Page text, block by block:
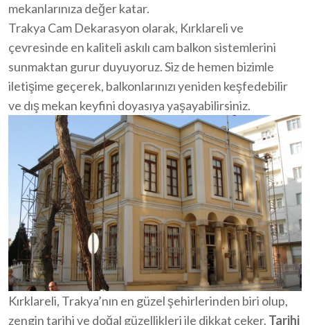
mekanlarınıza değer katar.
Trakya Cam Dekarasyon olarak, Kırklareli ve
çevresinde en kaliteli askılı cam balkon sistemlerini
sunmaktan gurur duyuyoruz. Siz de hemen bizimle
iletişime geçerek, balkonlarınızı yeniden keşfedebilir
ve dış mekan keyfini doyasıya yaşayabilirsiniz.
Kırklareli, Trakya’nın en güzel şehirlerinden biri olup,
zengin tarihi ve doğal güzellikleri ile dikkat çeker. Tarihi